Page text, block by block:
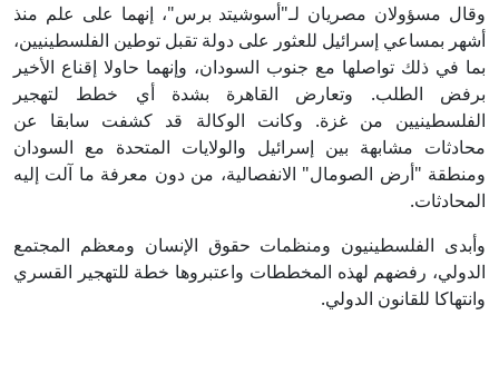
وقال مسؤولان مصريان لـ"أسوشيتد برس"، إنهما على علم منذ
أشهر بمساعي إسرائيل للعثور على دولة تقبل توطين الفلسطينيين،
بما في ذلك تواصلها مع جنوب السودان، وإنهما حاولا إقناع الأخير
برفض الطلب. وتعارض القاهرة بشدة أي خطط لتهجير
الفلسطينيين من غزة. وكانت الوكالة قد كشفت سابقا عن
محادثات مشابهة بين إسرائيل والولايات المتحدة مع السودان
ومنطقة "أرض الصومال" الانفصالية، من دون معرفة ما آلت إليه
المحادثات.
وأبدى الفلسطينيون ومنظمات حقوق الإنسان ومعظم المجتمع
الدولي، رفضهم لهذه المخططات واعتبروها خطة للتهجير القسري
وانتهاكا للقانون الدولي.